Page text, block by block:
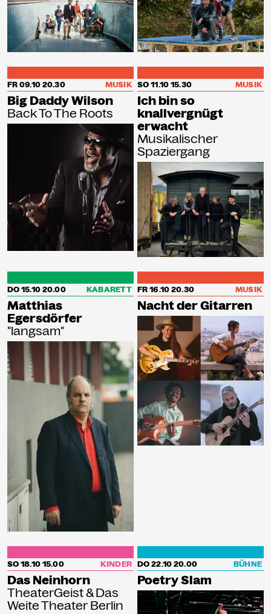
FR 09.1020.30 MUSIK
Big Daddy Wilson
Back To The Roots
SO 11.1015.30 MUSIK
Ich bin so
knallvergnügt
erwacht
Musikalischer
Spaziergang
DO 15.1020.00 KABARETT
Matthias
Egersdörfer
"langsam"
FR 16.1020.30 MUSIK
Nacht der Gitarren
SO 18.1015.00 KINDER
Das Neinhorn
TheaterGeist & Das
Weite Theater Berlin
DO 22.1020.00 BÜHNE
Poetry Slam